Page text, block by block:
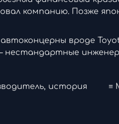
компанию. Позже
вроде
нестандартные
история
≡